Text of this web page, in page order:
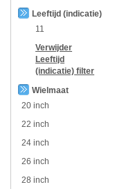
Leeftijd (indicatie)
11
Verwijder
Leeftijd
(indicatie) filter
Wielmaat
20 inch
22 inch
24 inch
26 inch
28 inch